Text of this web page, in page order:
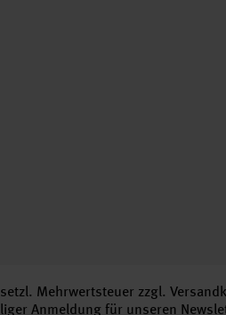
Mehrwertsteuer zzgl.
Anmeldung für unseren